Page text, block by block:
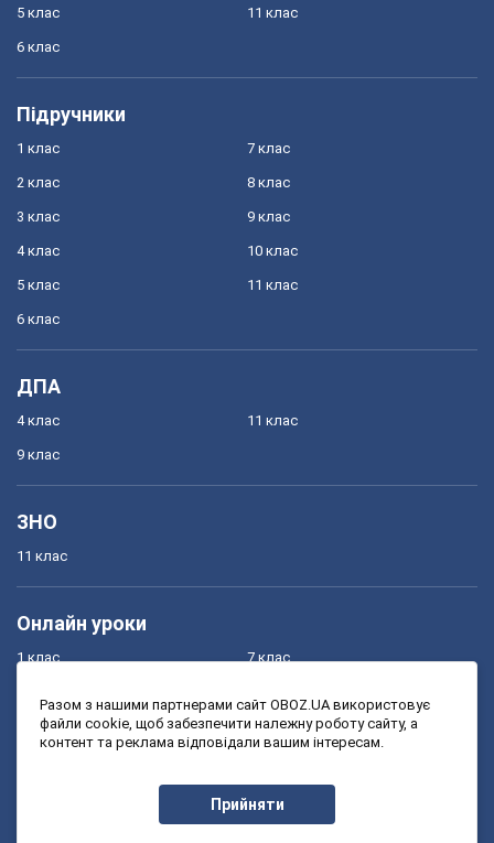
5 клас
6 клас
11 клас
Підручники
1 клас
2 клас
3 клас
4 клас
5 клас
6 клас
7 клас
8 клас
9 клас
10 клас
11 клас
ДПА
4 клас
9 клас
11 клас
ЗНО
11 клас
Онлайн уроки
1 клас
3 клас
7 клас
9 клас
Разом з нашими партнерами сайт OBOZ.UA використовує
файли cookie, щоб забезпечити належну роботу сайту, а
контент та реклама відповідали вашим інтересам.
Прийняти